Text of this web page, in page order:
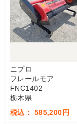
ニプロ
フレールモア
FNC1402
栃木県
税込： 585,200円